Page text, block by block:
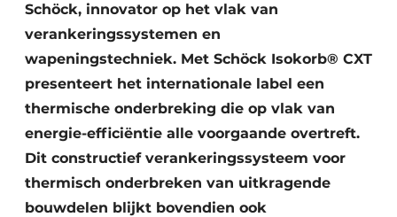
Schöck, innovator op het vlak van
verankeringssystemen en
wapeningstechniek. Met Schöck Isokorb® CXT
presenteert het internationale label een
thermische onderbreking die op vlak van
energie-efficiëntie alle voorgaande overtreft.
Dit constructief verankeringssysteem voor
thermisch onderbreken van uitkragende
bouwdelen blijkt bovendien ook